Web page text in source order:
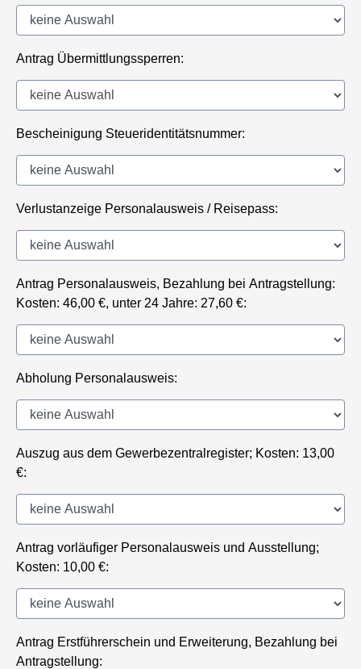
Antrag Übermittlungssperren:
Bescheinigung Steueridentitätsnummer:
Verlustanzeige Personalausweis / Reisepass:
Antrag Personalausweis, Bezahlung bei Antragstellung:
Kosten: 46,00 €, unter 24 Jahre: 27,60 €:
Abholung Personalausweis:
Auszug aus dem Gewerbezentralregister; Kosten: 13,00
€:
Antrag vorläufiger Personalausweis und Ausstellung;
Kosten: 10,00 €:
Antrag Erstführerschein und Erweiterung, Bezahlung bei
Antragstellung: